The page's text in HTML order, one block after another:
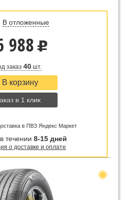
В отложенные
988 u
заказ 40шт.
в 1 клик
в ПВЗ Яндекс Маркет
течении 8-15 дней
о доставке и оплате